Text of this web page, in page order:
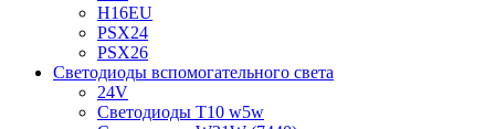
H16EU
PSX24
PSX26
Светодиоды вспомогательного света
24V
Светодиоды T10 w5w